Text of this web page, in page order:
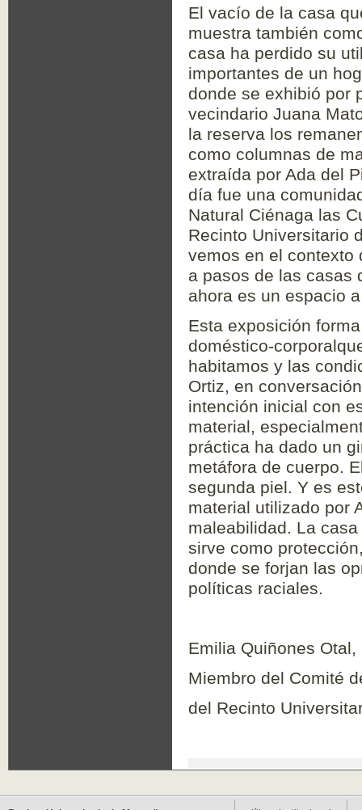
El vacío de la casa
muestra también
casa ha perdido su
importantes de un
donde se exhibió por
vecindario Juana
la reserva los
como columnas de
extraída por Ada del
día fue una
Natural Ciénaga las
Recinto Universitario
vemos en el contexto
a pasos de las casas
ahora es un espacio
Esta exposición
doméstico-
habitamos y las
Ortiz, en
intención inicial con
material,
práctica ha dado un
metáfora de cuerpo.
segunda piel. Y es
material utilizado por
maleabilidad. La
sirve como
donde se forjan las
políticas raciales.
Emilia Quiñones Otal,
Miembro del Comité
del Recinto